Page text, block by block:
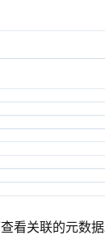
看关联的元数